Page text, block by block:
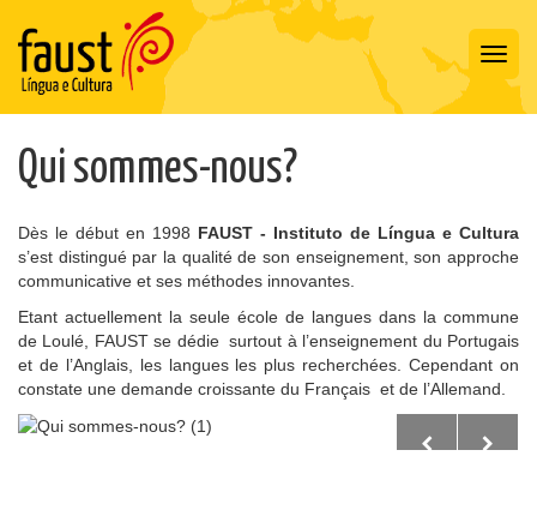
Qui sommes-nous?
Dès le début en 1998 FAUST - Instituto de Língua e Cultura
s’est distingué par la qualité de son enseignement, son approche
communicative et ses méthodes innovantes.
Etant actuellement la seule école de langues dans la commune
de Loulé, FAUST se dédie surtout à l’enseignement du Portugais
et de l’Anglais, les langues les plus recherchées. Cependant on
constate une demande croissante du Français et de l’Allemand.